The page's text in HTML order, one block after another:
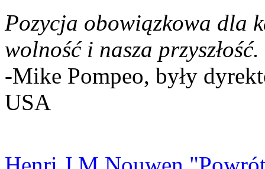
Pozycja obowiązkowa dla
wolność i nasza przyszłość.
-Mike Pompeo, były
USA